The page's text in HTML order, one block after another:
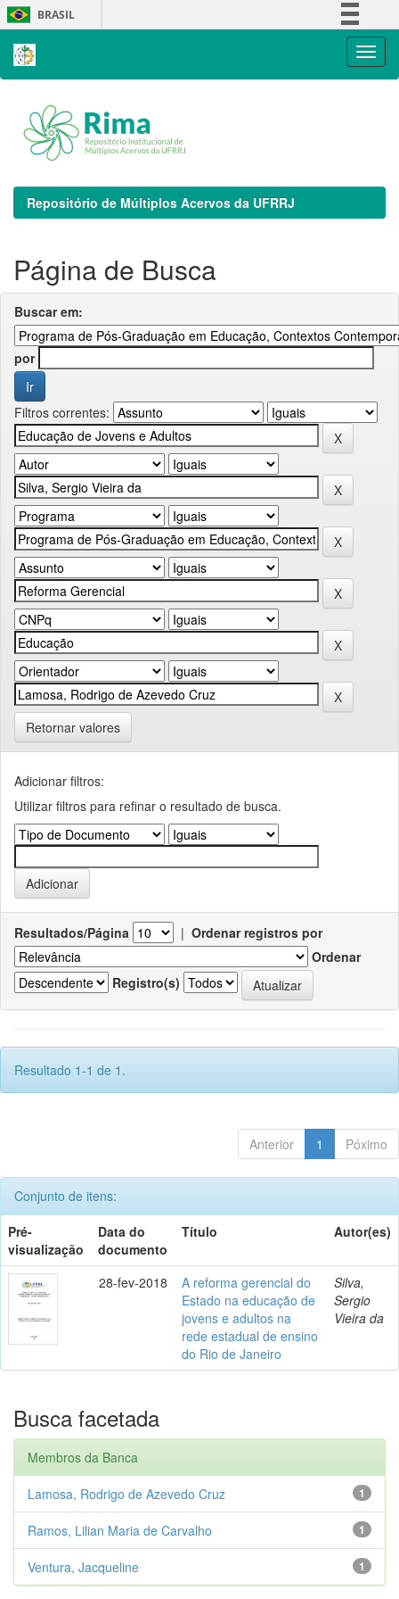
Skip
navigation
BRASIL
Repositório de Múltiplos Acervos da UFRRJ
Página de Busca
Buscar em:
por
Filtros correntes:
Retornar valores
Adicionar filtros:
Utilizar filtros para refinar o resultado de busca.
Resultados/Página | Ordenar registros por
Ordenar
Registro(s)
Resultado 1-1 de 1.
Anterior 1 Póximo
Conjunto de itens:
Pré-
visualização
Data do
documento
Título Autor(es)
28-fev-2018
A reforma gerencial do
Estado na educação de
jovens e adultos na
rede estadual de ensino
do Rio de Janeiro
Silva,
Sergio
Vieira da
Busca facetada
Membros da Banca
1
Lamosa, Rodrigo de Azevedo Cruz
1
Ramos, Lilian Maria de Carvalho
1
Ventura, Jacqueline